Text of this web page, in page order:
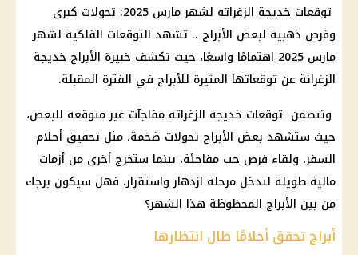
توقعات خديجة الزغراته لشهر مارس 2025: تحولات كبرى
وفرص ذهبية لبعض الأبراج .. تشهد التوقعات الفلكية لشهر
مارس 2025 اهتمامًا واسعًا، حيث تكشف خبيرة
الأبراج خديجة
الزغرانة عن توقعاتها المثيرة للأبراج في الفترة المقبلة.
وتتضمن توقعات خديجة الزغراته مفاجآت غير متوقعة للبعض،
حيث ستشهد بعض الأبراج تحولات ضخمة، مثل تحقيق أحلام
السفر، ولقاء فرص حب مفاجئة، بينما ستخرج أخرى من أزمات
مالية طويلة لتدخل مرحلة ازدهار واستقرار. فهل سيكون برجك
من بين الأبراج المحظوظة هذا الشهر؟
أبراج تحقق أحلامًا طال انتظارها